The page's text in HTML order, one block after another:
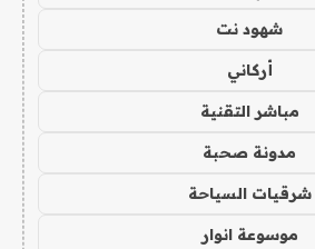
شهود نت
أركاني
مباشر التقنية
مدونة صحبة
شرقيات السياحة
موسوعة انوار